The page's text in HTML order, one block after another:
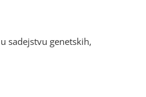
sadejstvu genetskih,